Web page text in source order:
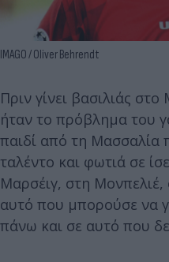
IMAGO / Oliver Behrendt
Πριν γίνει βασιλιάς
ήταν το πρόβλημα του
παιδί από τη Μασσαλία
ταλέντο και φωτιά σε
Μαρσέιγ, στη
αυτό που μπορούσε να
πάνω και σε αυτό που